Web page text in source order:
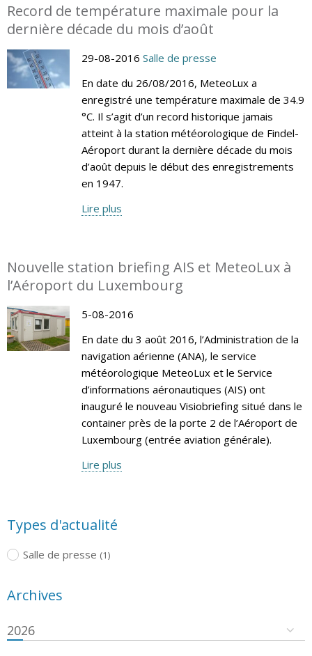
Record de température maximale pour la
dernière décade du mois d’août
29-08-2016 Salle de presse
En date du 26/08/2016, MeteoLux a
enregistré une température maximale de 34.9
°C. Il s’agit d’un record historique jamais
atteint à la station météorologique de Findel-
Aéroport durant la dernière décade du mois
d’août depuis le début des enregistrements
en 1947.
Lire plus
Nouvelle station briefing AIS et MeteoLux à
l’Aéroport du Luxembourg
5-08-2016
En date du 3 août 2016, l’Administration de la
navigation aérienne (ANA), le service
météorologique MeteoLux et le Service
d’informations aéronautiques (AIS) ont
inauguré le nouveau Visiobriefing situé dans le
container près de la porte 2 de l’Aéroport de
Luxembourg (entrée aviation générale).
Lire plus
Types d'actualité
Salle de presse (1)
Archives
2026